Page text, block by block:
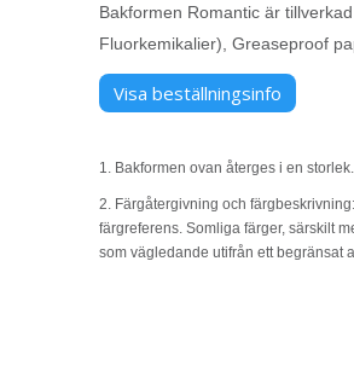
Bakformen Romantic är
Fluorkemikalier), Greaseproof
Visa beställningsinfo
1. Bakformen ovan återges i en
2. Färgåtergivning och
färgreferens. Somliga färger, särskilt
som vägledande utifrån ett begränsat